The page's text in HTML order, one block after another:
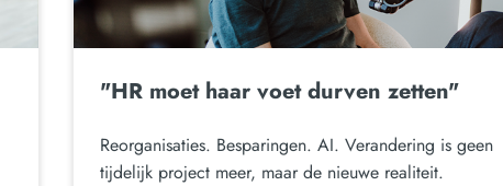
"HR moet haar voet durven zetten"
Reorganisaties. Besparingen. AI. Verandering is geen
tijdelijk project meer, maar de nieuwe realiteit.